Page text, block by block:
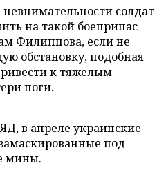
солдат
на такой боеприпас
Филиппова, если не
обстановку, подобная
к тяжелым
ноги.
в апреле украинские
под
мины.